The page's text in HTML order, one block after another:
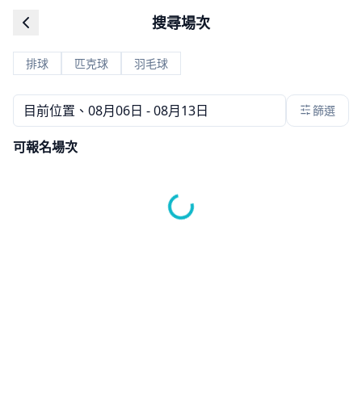
搜尋場次
排球 匹克球 羽毛球
目前位置 、 08月06日 - 08月13日 篩選
可報名場次